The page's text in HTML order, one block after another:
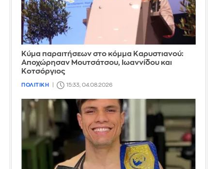
Κύμα παραιτήσεων στο κόμμα Καρυστιανού:
Αποχώρησαν Μουτσάτσου, Ιωαννίδου και
Κοτσόργιος
ΠΟΛΙΤΙΚΗ 15:33, 04.08.2026